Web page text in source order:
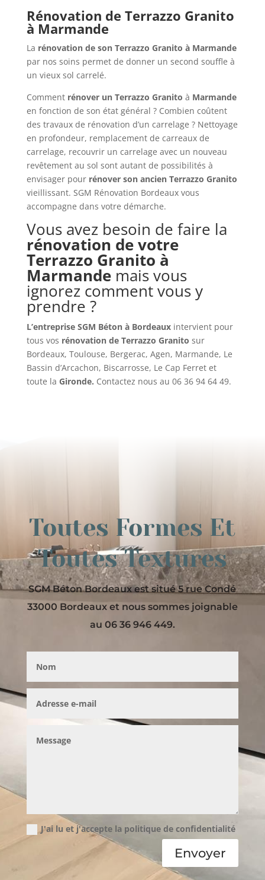
Rénovation de Terrazzo Granito
à Marmande
La rénovation de son Terrazzo Granito à Marmande
par nos soins permet de donner un second souffle à
un vieux sol carrelé.
Comment rénover un Terrazzo Granito à Marmande
en fonction de son état général ? Combien coûtent
des travaux de rénovation d’un carrelage ? Nettoyage
en profondeur, remplacement de carreaux de
carrelage, recouvrir un carrelage avec un nouveau
revêtement au sol sont autant de possibilités à
envisager pour rénover son ancien Terrazzo Granito
vieillissant. SGM Rénovation Bordeaux vous
accompagne dans votre démarche.
Vous avez besoin de faire la
rénovation de votre
Terrazzo Granito à
Marmande mais vous
ignorez comment vous y
prendre ?
L’entreprise SGM Béton à Bordeauxintervient pour
tous vos rénovation de Terrazzo Granito sur
Bordeaux, Toulouse, Bergerac, Agen, Marmande, Le
Bassin d’Arcachon, Biscarrosse, Le Cap Ferret et
toute la Gironde. Contactez nous au 06 36 94 64 49.
Toutes Formes Et
Toutes Textures
SGM Béton Bordeaux est situé 5 rue Condé
33000 Bordeaux et nous sommes joignable
au 06 36 946 449.
J'ai lu et j'accepte la politique de confidentialité
Envoyer